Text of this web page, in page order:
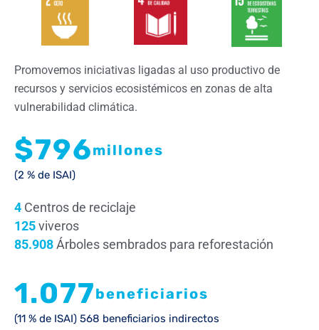
Promovemos iniciativas ligadas al uso productivo de
recursos y servicios ecosistémicos en zonas de alta
vulnerabilidad climática.
$796millones
(2 % de ISAI)
4 Centros de reciclaje
125viveros
85.908Árboles sembrados para reforestación
1.077beneficiarios
(11 % de ISAI) 568 beneficiarios indirectos